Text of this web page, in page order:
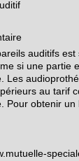
auditifs
si une partie
Les
au tarif
Pour obtenir un